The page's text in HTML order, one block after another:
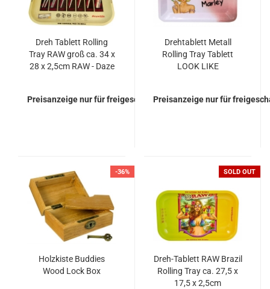
Dreh Tablett Rolling
Tray RAW groß ca. 34 x
28 x 2,5cm RAW - Daze
Preisanzeige nur für freigeschaltete Kunden
Drehtablett Metall
Rolling Tray Tablett
LOOK LIKE
Preisanzeige nur für
-36%
Holzkiste Buddies
Wood Lock Box
SOLD OUT
Dreh-Tablett RAW Brazil
Rolling Tray ca. 27,5 x
17,5 x 2,5cm